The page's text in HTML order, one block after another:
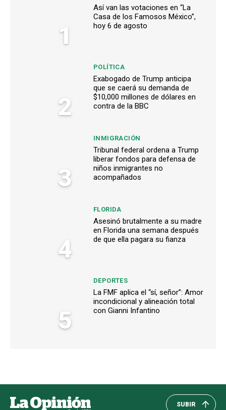
1
Así van las votaciones en “La
Casa de los Famosos México”,
hoy 6 de agosto
2
POLÍTICA
Exabogado de Trump anticipa
que se caerá su demanda de
$10,000 millones de dólares en
contra de la BBC
3
INMIGRACIÓN
Tribunal federal ordena a Trump
liberar fondos para defensa de
niños inmigrantes no
acompañados
4
FLORIDA
Asesinó brutalmente a su madre
en Florida una semana después
de que ella pagara su fianza
5
DEPORTES
La FMF aplica el “sí, señor”: Amor
incondicional y alineación total
con Gianni Infantino
SUBIR